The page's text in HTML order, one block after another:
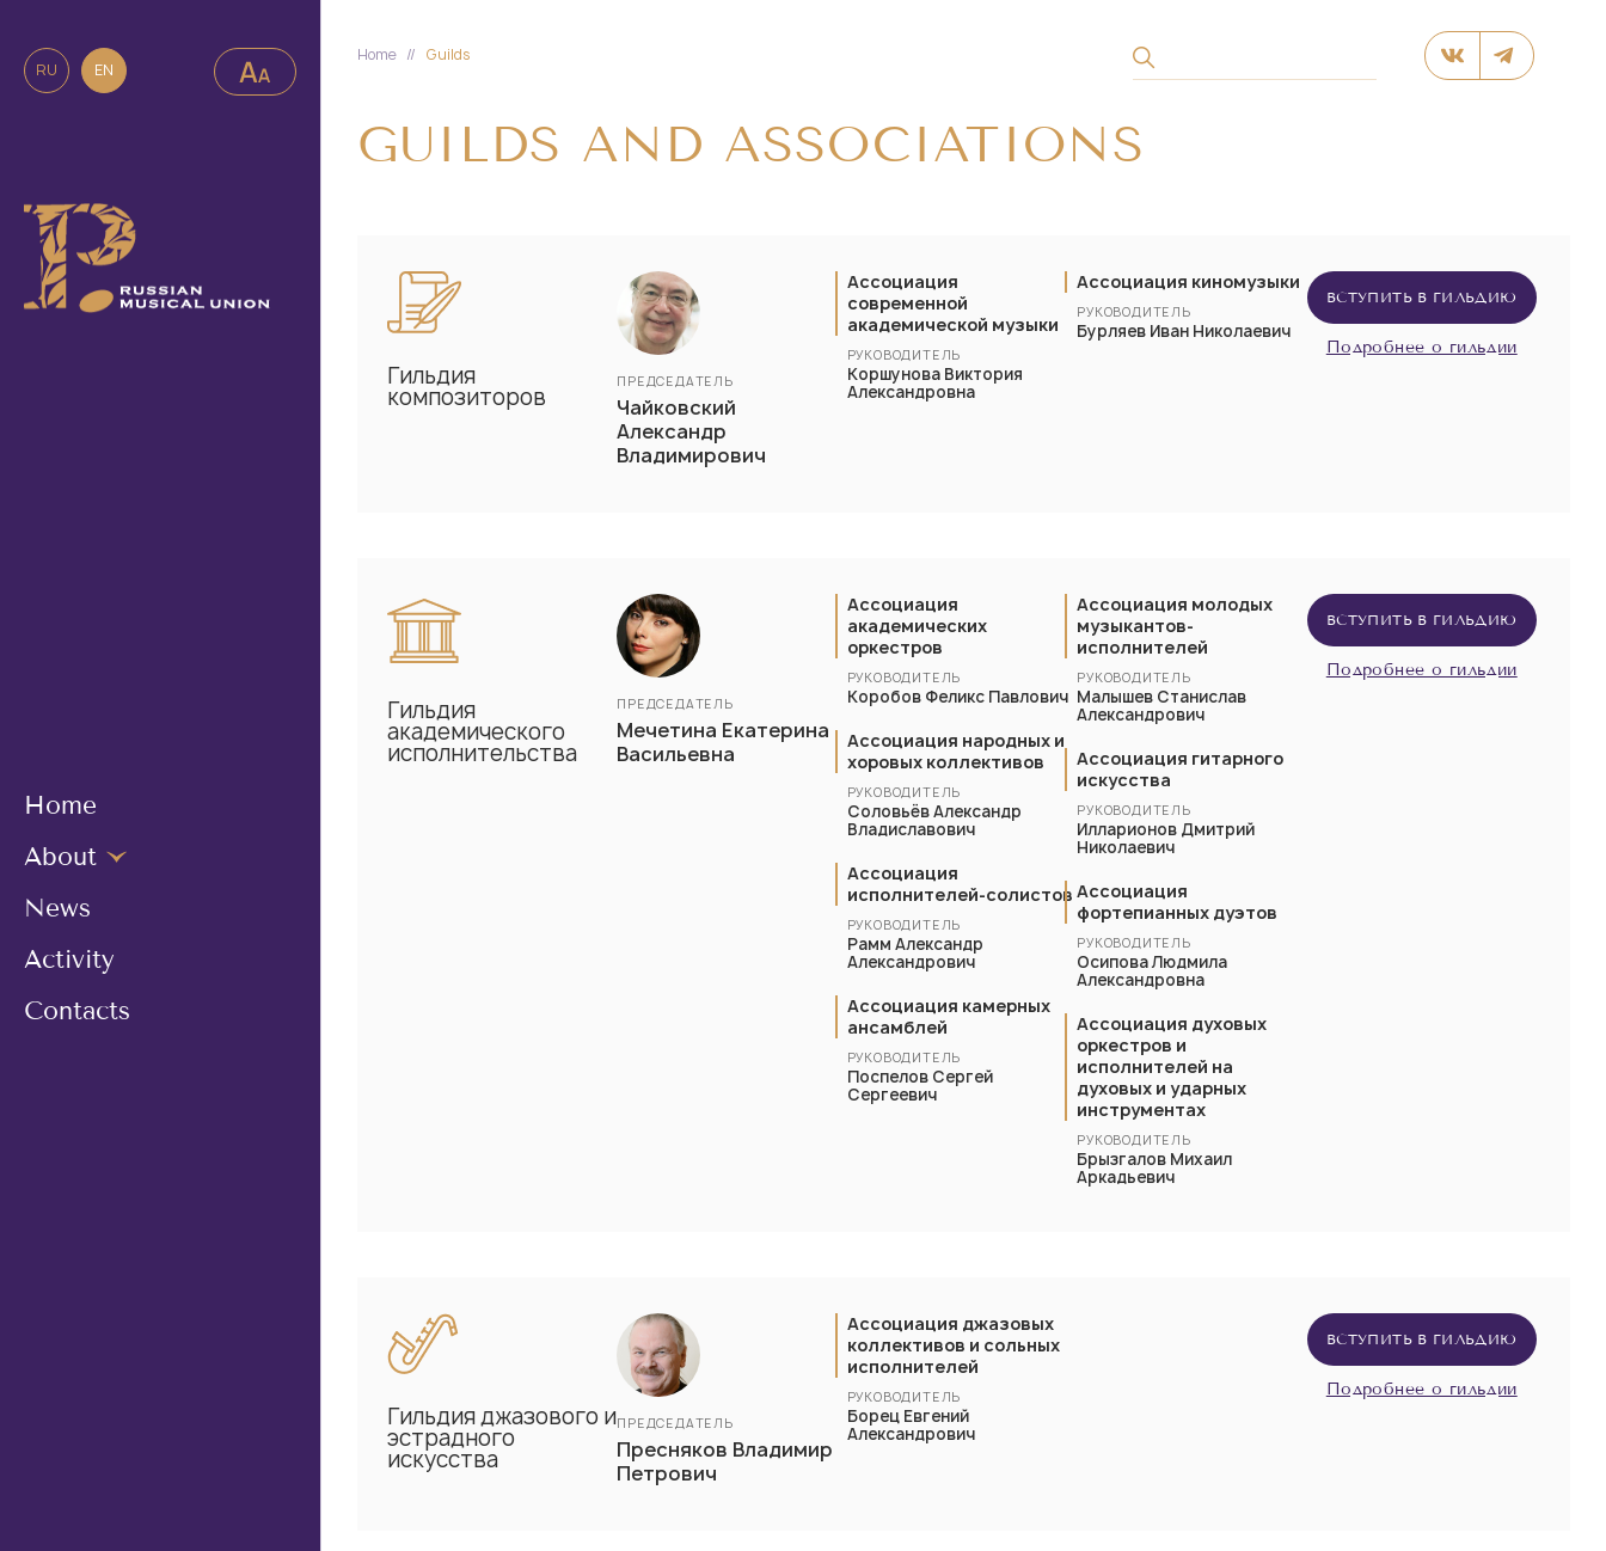
RU EN
Home
About
News
Activity
Сontacts
Home // Guilds
GUILDS AND ASSOCIATIONS
Гильдия
композиторов
ПРЕДСЕДАТЕЛЬ
Чайковский
Александр
Владимирович
Ассоциация
современной
академической музыки
РУКОВОДИТЕЛЬ
Коршунова Виктория
Александровна
Ассоциация киномузыки
РУКОВОДИТЕЛЬ
Бурляев Иван Николаевич
ВСТУПИТЬ В ГИЛЬДИЮ
Подробнее о гильдии
Гильдия
академического
исполнительства
ПРЕДСЕДАТЕЛЬ
Мечетина Екатерина
Васильевна
Ассоциация
академических
оркестров
РУКОВОДИТЕЛЬ
Коробов Феликс Павлович
Ассоциация народных и
хоровых коллективов
РУКОВОДИТЕЛЬ
Соловьёв Александр
Владиславович
Ассоциация
исполнителей-солистов
РУКОВОДИТЕЛЬ
Рамм Александр
Александрович
Ассоциация камерных
ансамблей
РУКОВОДИТЕЛЬ
Поспелов Сергей
Сергеевич
Ассоциация молодых
музыкантов-
исполнителей
РУКОВОДИТЕЛЬ
Малышев Станислав
Александрович
Ассоциация гитарного
искусства
РУКОВОДИТЕЛЬ
Илларионов Дмитрий
Николаевич
Ассоциация
фортепианных дуэтов
РУКОВОДИТЕЛЬ
Осипова Людмила
Александровна
Ассоциация духовых
оркестров и
исполнителей на
духовых и ударных
инструментах
РУКОВОДИТЕЛЬ
Брызгалов Михаил
Аркадьевич
ВСТУПИТЬ В ГИЛЬДИЮ
Подробнее о гильдии
Гильдия джазового и
эстрадного
искусства
ПРЕДСЕДАТЕЛЬ
Пресняков Владимир
Петрович
Ассоциация джазовых
коллективов и сольных
исполнителей
РУКОВОДИТЕЛЬ
Борец Евгений
Александрович
ВСТУПИТЬ В ГИЛЬДИЮ
Подробнее о гильдии